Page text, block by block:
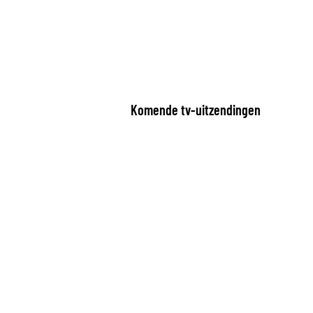
Komende tv-uitzendingen